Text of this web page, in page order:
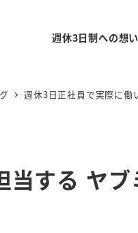
週休3日制への想い
週休3日正社員で実際に働
する ヤブ